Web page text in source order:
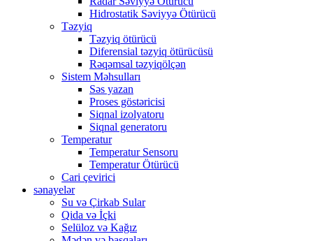
Hidrostatik Səviyyə Ötürücü
Təzyiq
Təzyiq ötürücü
Diferensial təzyiq ötürücüsü
Rəqəmsal təzyiqölçən
Sistem Məhsulları
Səs yazan
Proses göstəricisi
Siqnal izolyatoru
Siqnal generatoru
Temperatur
Temperatur Sensoru
Temperatur Ötürücü
Cari çevirici
sənayelər
Su və Çirkab Sular
Qida və İçki
Selüloz və Kağız